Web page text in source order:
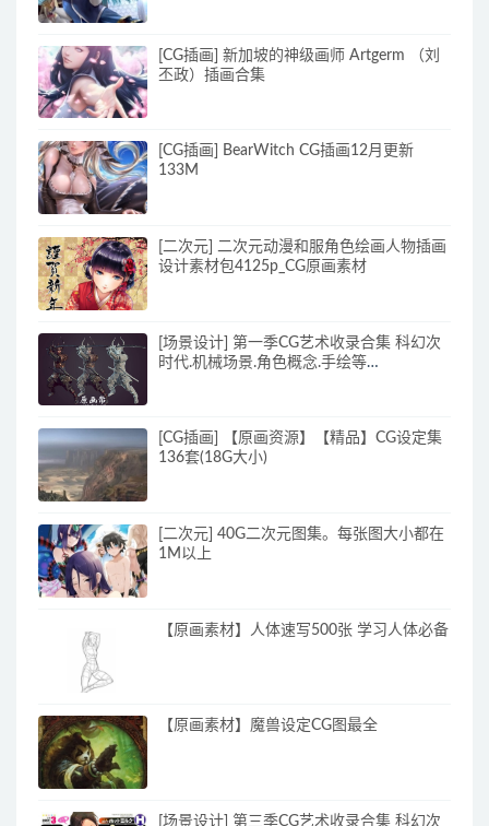
[CG插画] 新加坡的神级画师 Artgerm （刘
丕政）插画合集
[CG插画] BearWitch CG插画12月更新
133M
[二次元] 二次元动漫和服角色绘画人物插画
设计素材包4125p_CG原画素材
[场景设计] 第一季CG艺术收录合集 科幻次
时代.机械场景.角色概念.手绘等
[CG插画] 【原画资源】【精品】CG设定集
136套(18G大小)
[二次元] 40G二次元图集。每张图大小都在
1M以上
【原画素材】人体速写500张 学习人体必备
【原画素材】魔兽设定CG图最全
[场景设计] 第三季CG艺术收录合集 科幻次